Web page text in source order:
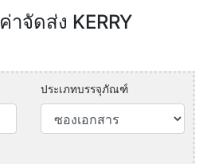
จัดส่ง KERRY
ประเภทบรรจุภัณฑ์